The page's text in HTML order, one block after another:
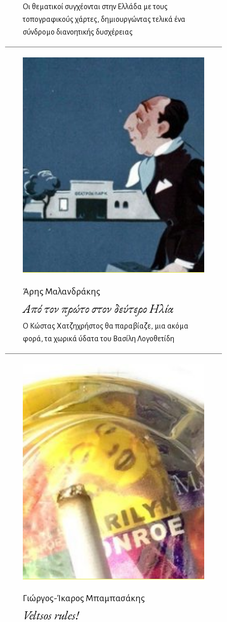
Οι θεματικοί συγχέονται στην Ελλάδα με τους
τοπογραφικούς χάρτες, δημιουργώντας τελικά ένα
σύνδρομο διανοητικής δυσχέρειας
Άρης Μαλανδράκης
Από τον πρώτο στον δεύτερο Ηλία
Ο Κώστας Χατζηχρήστος θα παραβίαζε, μια ακόμα
φορά, τα χωρικά ύδατα του Βασίλη Λογοθετίδη
Γιώργος-Ίκαρος Μπαμπασάκης
Veltsos rules!